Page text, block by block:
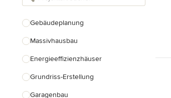
Einbauschränke
Gebäudeplanung
Massivhausbau
Energieeffizienzhäuser
Grundriss-Erstellung
Garagenbau